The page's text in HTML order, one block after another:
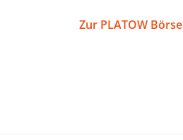
Zur PLATOW Börse